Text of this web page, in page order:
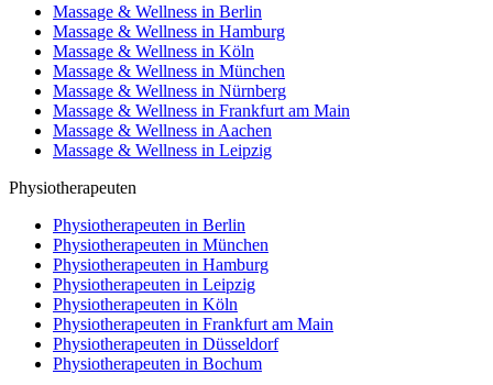
Massage & Wellness in Berlin
Massage & Wellness in Hamburg
Massage & Wellness in Köln
Massage & Wellness in München
Massage & Wellness in Nürnberg
Massage & Wellness in Frankfurt am Main
Massage & Wellness in Aachen
Massage & Wellness in Leipzig
Physiotherapeuten
Physiotherapeuten in Berlin
Physiotherapeuten in München
Physiotherapeuten in Hamburg
Physiotherapeuten in Leipzig
Physiotherapeuten in Köln
Physiotherapeuten in Frankfurt am Main
Physiotherapeuten in Düsseldorf
Physiotherapeuten in Bochum